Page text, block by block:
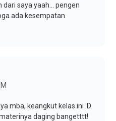
dari saya yaah... pengen
ada kesempatan
mba, keangkut kelas ini :D
daging bangetttt!